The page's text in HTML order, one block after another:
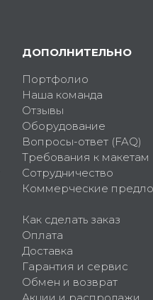
ДОПОЛНИТЕЛЬНО
Портфолио
Наша команда
Отзывы
Оборудование
Вопросы-ответ (FAQ)
Требования к макетам
Сотрудничество
Коммерческие
Как сделать заказ
Оплата
Доставка
Гарантия и сервис
Обмен и возврат